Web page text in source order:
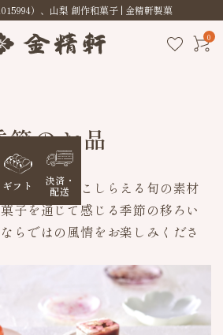
）、山梨 創作和菓子 | 金精軒製菓
0
ギフト
決済・
配送
節のお品
一つ丁寧にこしらえる旬の素材
子を通じて感じる季節の移ろい
らではの風情をお楽しみくださ